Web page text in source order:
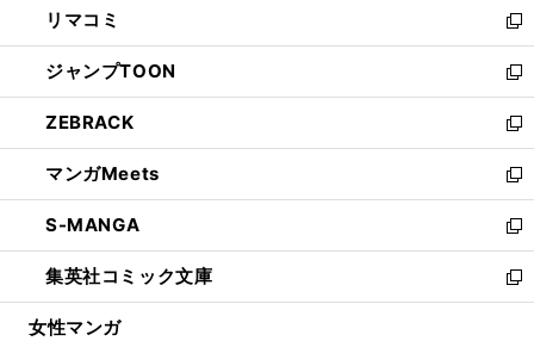
で
開
く
ド
ウ
で
開
く
ィ
ン
ド
ウ
で
開
く
い
ウ
ィ
ン
ド
ウ
で
開
く
リマコミ
新
し
い
ウ
ィ
ン
ド
ウ
で
開
く
ジャンプTOON
新
し
い
ウ
ィ
ン
ド
ウ
で
開
ZEBRACK
新
し
い
ウ
ィ
ン
ド
ウ
マンガMeets
新
し
い
ウ
ィ
ン
S-MANGA
新
し
い
ウ
集英社コミック文庫
新
し
女性マンガ